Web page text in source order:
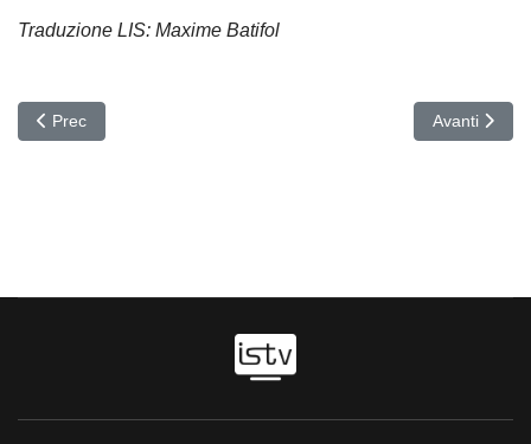
Traduzione LIS: Maxime Batifol
Articolo precedente: LUSERNA SAN GIOVANNI
Prec Articolo
Avanti